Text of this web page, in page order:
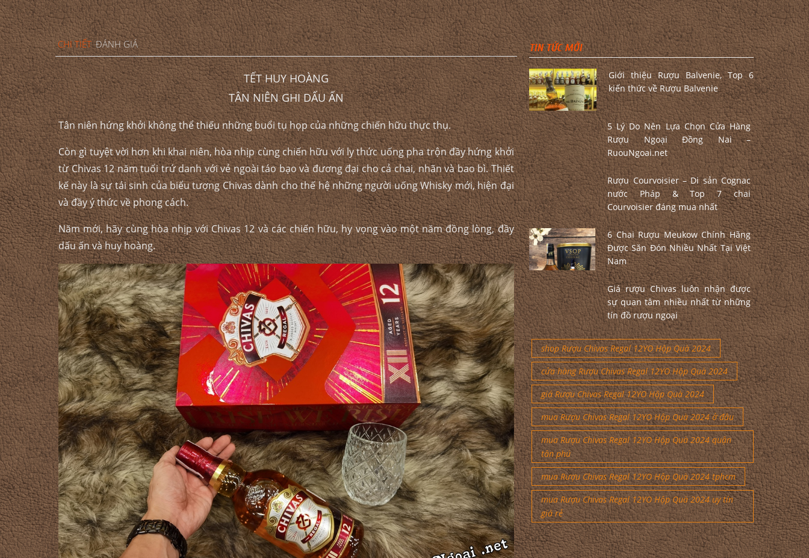
CHI TIẾT ĐÁNH GIÁ
TẾT HUY HOÀNG
TÂN NIÊN GHI DẤU ẤN
Tân niên hứng khởi không thể thiếu những buổi tụ họp của những chiến hữu thực thụ.
Còn gì tuyệt vời hơn khi khai niên, hòa nhịp cùng chiến hữu với ly thức uống pha trộn đầy hứng khởi
từ Chivas 12 năm tuổi trứ danh với vẻ ngoài táo bạo và đương đại cho cả chai, nhãn và bao bì. Thiết
kế này là sự tái sinh của biểu tượng Chivas dành cho thế hệ những người uống Whisky mới, hiện đại
và đầy ý thức về phong cách.
Năm mới, hãy cùng hòa nhịp với Chivas 12 và các chiến hữu, hy vọng vào một năm đồng lòng, đầy
dấu ấn và huy hoàng.
TIN TỨC MỚI
Giới thiệu Rượu Balvenie, Top 6
kiến thức về Rượu Balvenie
5 Lý Do Nên Lựa Chọn Cửa Hàng
Rượu Ngoại Đồng Nai –
RuouNgoai.net
Rượu Courvoisier – Di sản Cognac
nước Pháp & Top 7 chai
Courvoisier đáng mua nhất
6 Chai Rượu Meukow Chính Hãng
Được Săn Đón Nhiều Nhất Tại Việt
Nam
Giá rượu Chivas luôn nhận được
sự quan tâm nhiều nhất từ những
tín đồ rượu ngoại
shop Rượu Chivas Regal 12YO Hộp Quà 2024
cửa hàng Rượu Chivas Regal 12YO Hộp Quà 2024
giá Rượu Chivas Regal 12YO Hộp Quà 2024
mua Rượu Chivas Regal 12YO Hộp Quà 2024 ở đâu
mua Rượu Chivas Regal 12YO Hộp Quà 2024 quận
tân phú
mua Rượu Chivas Regal 12YO Hộp Quà 2024 tphcm
mua Rượu Chivas Regal 12YO Hộp Quà 2024 uy tín
giá rẻ